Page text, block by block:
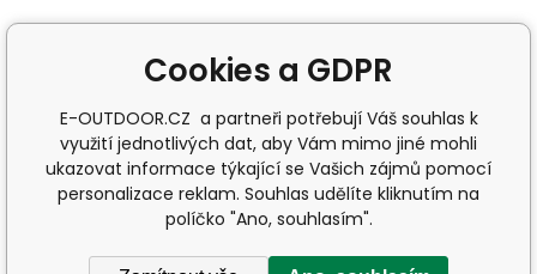
Cookies a GDPR
E-OUTDOOR.CZ a partneři potřebují Váš souhlas k
využití jednotlivých dat, aby Vám mimo jiné mohli
ukazovat informace týkající se Vašich zájmů pomocí
personalizace reklam. Souhlas udělíte kliknutím na
políčko "Ano, souhlasím".